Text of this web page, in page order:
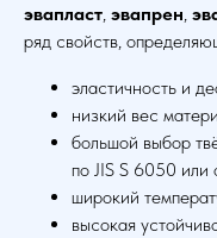
эвапласт, эвапрен,
ряд свойств,
эластичность и
низкий вес
большой выбор
по JIS S 6050 или
широкий
высокая